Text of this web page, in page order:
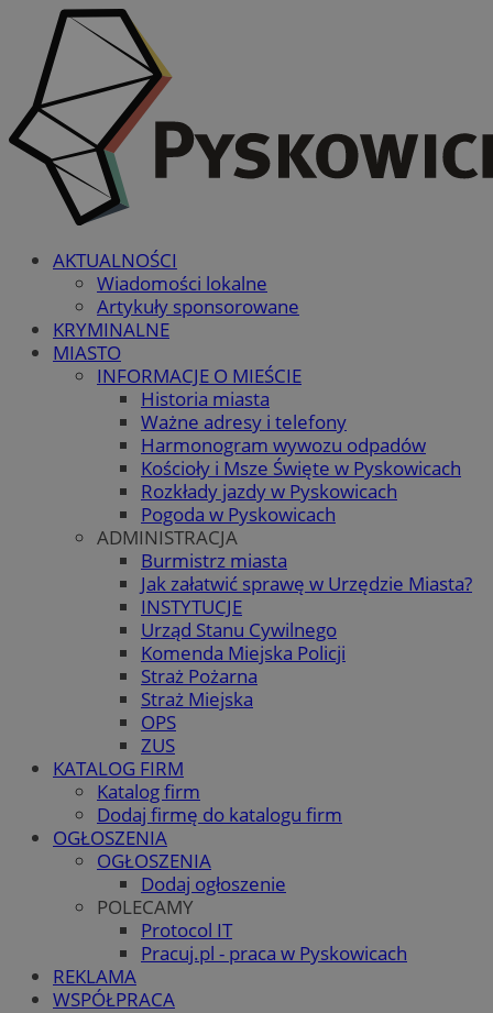
AKTUALNOŚCI
Wiadomości lokalne
Artykuły sponsorowane
KRYMINALNE
MIASTO
INFORMACJE O MIEŚCIE
Historia miasta
Ważne adresy i telefony
Harmonogram wywozu odpadów
Kościoły i Msze Święte w Pyskowicach
Rozkłady jazdy w Pyskowicach
Pogoda w Pyskowicach
ADMINISTRACJA
Burmistrz miasta
Jak załatwić sprawę w Urzędzie Miasta?
INSTYTUCJE
Urząd Stanu Cywilnego
Komenda Miejska Policji
Straż Pożarna
Straż Miejska
OPS
ZUS
KATALOG FIRM
Katalog firm
Dodaj firmę do katalogu firm
OGŁOSZENIA
OGŁOSZENIA
Dodaj ogłoszenie
POLECAMY
Protocol IT
Pracuj.pl - praca w Pyskowicach
REKLAMA
WSPÓŁPRACA